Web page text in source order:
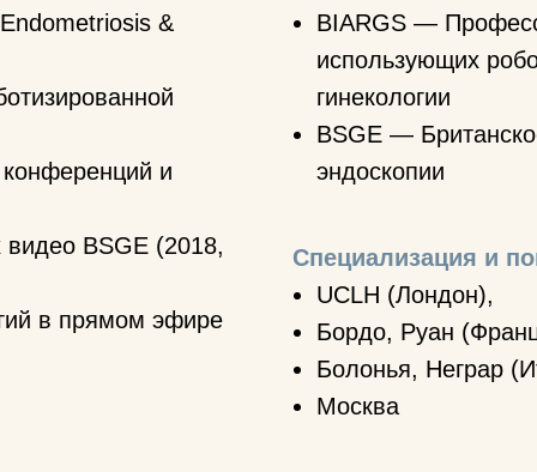
&
и
видео BSGE (2018,
в прямом эфире
BIARGS —
использующих
гинекологии
BSGE —
эндоскопии
Специализация и
UCLH (Лондон),
Бордо, Руан
Болонья, Неграр
Москва